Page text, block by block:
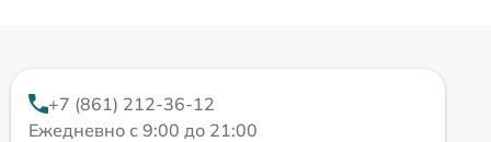
+7 (861) 212-36-12
Ежедневно с 9:00 до 21:00